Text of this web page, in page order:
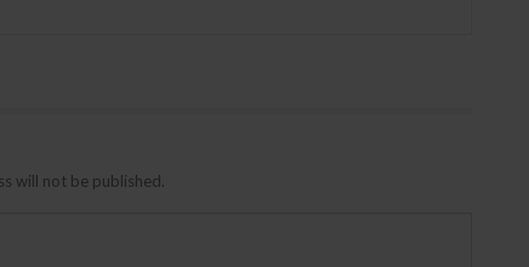
will not be published.